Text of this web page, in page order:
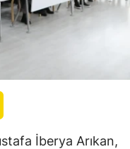
İberya Arıkan,